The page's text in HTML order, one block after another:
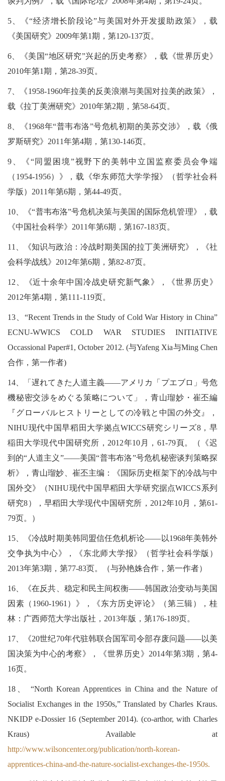
5、《“经济增长阶段论”与美国对外开发援助政策》，载
《美国研究》2009年第1期，第120-137页。
6、《美国“地区研究”兴起的历史考察》，载《世界历史》
2010年第1期，第28-39页。
7、《1958-1960年拉美的反美浪潮与美国对拉美的政策》，
载《拉丁美洲研究》2010年第2期，第58-64页。
8、《1968年“普韦布洛”号危机初期的美苏交涉》，载《俄
罗斯研究》2011年第4期，第130-146页。
9、《“同盟困境”视野下的美韩中立国监察委员会争端
（1954-1956）》，载《华东师范大学学报》（哲学社会科
学版）2011年第6期，第44-49页。
10、《“普韦布洛”号危机决策与美国的国际危机管理》，载
《中国社会科学》2011年第6期，第167-183页。
11、《知识与政治：冷战时期美国的拉丁美洲研究》，《社
会科学战线》2012年第6期，第82-87页。
12、《近十余年中国冷战史研究新气象》，《世界历史》
2012年第4期，第111-119页。
13、“Recent Trends in the Study of Cold War History in China”
ECNU-WWICS COLD WAR STUDIES INITIATIVE
Occassional Paper#1, October 2012. (与Yafeng Xia与Ming Chen
合作，第一作者)
14、「遅れてきた人道主義――アメリカ「プエブロ」号危
機秘密交渉をめぐる策略について」，青山瑠妙・崔丕編
『グローバルヒストリーとしての冷戦と中国の外交』，
NIHU现代中国早稻田大学拠点WICCS研究シリーズ8，早
稲田大学現代中国研究所，2012年10月，61-79頁。（《迟
到的“人道主义”——美国“普韦布洛”号危机秘密谈判策略探
析》，青山瑠妙、崔丕主编：《国际历史框架下的冷战与中
国外交》（NIHU现代中国早稻田大学研究据点WICCS系列
研究8），早稻田大学现代中国研究所，2012年10月，第61-
79页。）
15、《冷战时期美韩同盟信任危机析论——以1968年美韩外
交争执为中心》，《东北师大学报》（哲学社会科学版）
2013年第3期，第77-83页。（与孙艳姝合作，第一作者）
16、《在反共、稳定和民主间权衡——韩国政治变动与美国
因素（1960-1961）》，《东方历史评论》（第三辑），桂
林：广西师范大学出版社，2013年版，第176-189页。
17、《20世纪70年代驻韩联合国军司令部存废问题——以美
国决策为中心的考察》，《世界历史》2014年第3期，第4-
16页。
18、 “North Korean Apprentices in China and the Nature of
Socialist Exchanges in the 1950s,” Translated by Charles Kraus.
NKIDP e-Dossier 16 (September 2014). (co-arthor, with Charles
Kraus) Available at
http://www.wilsoncenter.org/publication/north-korean-
apprentices-china-and-the-nature-socialist-exchanges-the-1950s.